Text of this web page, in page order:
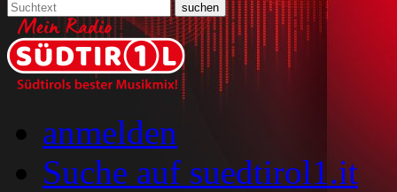
anmelden
Suche auf suedtirol1.it